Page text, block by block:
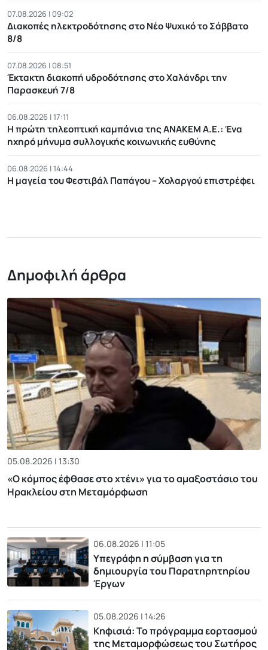
07.08.2026 | 09:02
Διακοπές ηλεκτροδότησης στο Νέο Ψυχικό το Σάββατο
8/8
07.08.2026 | 08:51
Έκτακτη διακοπή υδροδότησης στο Χαλάνδρι την
Παρασκευή 7/8
06.08.2026 | 17:11
Η πρώτη τηλεοπτική καμπάνια της ΑΝΑΚΕΜ Α.Ε.: Ένα
ηχηρό μήνυμα συλλογικής κοινωνικής ευθύνης
06.08.2026 | 14:44
Η μαγεία του Φεστιβάλ Παπάγου – Χολαργού επιστρέφει
Δημοφιλή άρθρα
05.08.2026 | 13:30
«Ο κόμπος έφθασε στο χτένι» για το αμαξοστάσιο του
Ηρακλείου στη Μεταμόρφωση
06.08.2026 | 11:05
Υπεγράφη η σύμβαση για τη
δημιουργία του Παρατηρητηρίου
Έργων
05.08.2026 | 14:26
Κηφισιά: Το πρόγραμμα εορτασμού
της Μεταμορφώσεως του Σωτήρος